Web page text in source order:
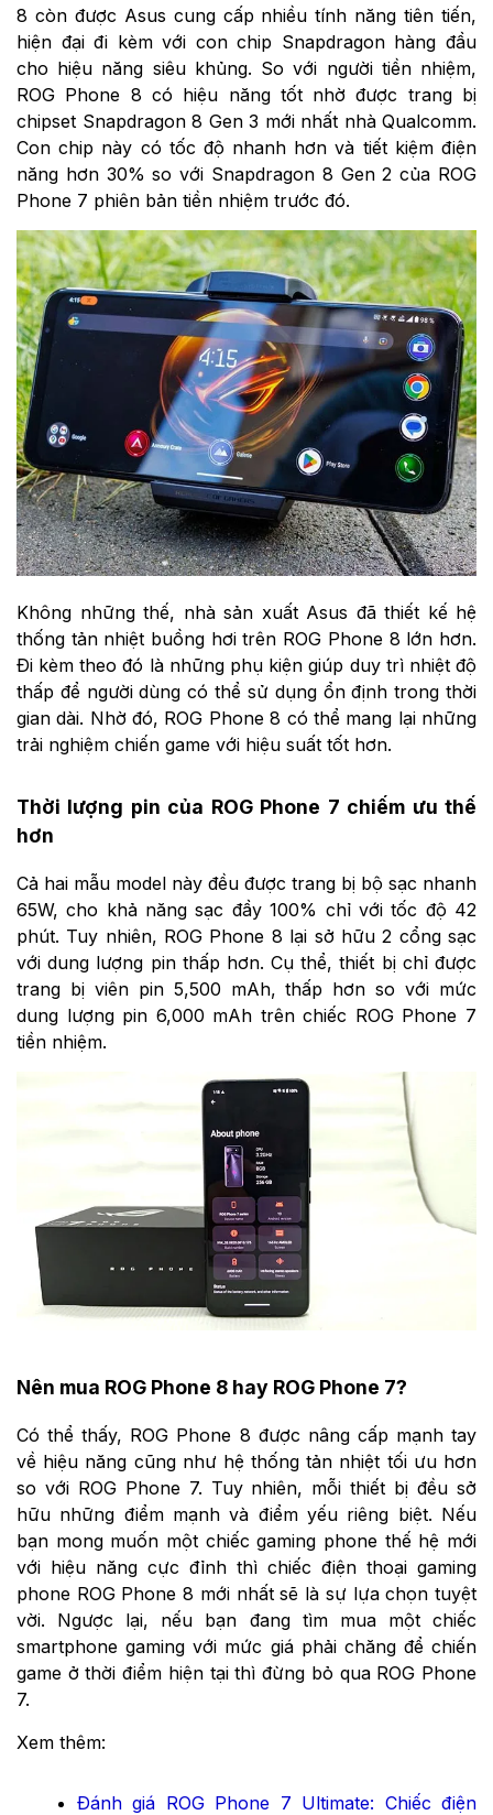
8 còn được Asus cung cấp nhiều tính năng tiên tiến,
hiện đại đi kèm với con chip Snapdragon hàng đầu
cho hiệu năng siêu khủng. So với người tiền nhiệm,
ROG Phone 8 có hiệu năng tốt nhờ được trang bị
chipset Snapdragon 8 Gen 3 mới nhất nhà Qualcomm.
Con chip này có tốc độ nhanh hơn và tiết kiệm điện
năng hơn 30% so với Snapdragon 8 Gen 2 của ROG
Phone 7 phiên bản tiền nhiệm trước đó.
Không những thế, nhà sản xuất Asus đã thiết kế hệ
thống tản nhiệt buồng hơi trên ROG Phone 8 lớn hơn.
Đi kèm theo đó là những phụ kiện giúp duy trì nhiệt độ
thấp để người dùng có thể sử dụng ổn định trong thời
gian dài. Nhờ đó, ROG Phone 8 có thể mang lại những
trải nghiệm chiến game với hiệu suất tốt hơn.
Thời lượng pin của ROG Phone 7 chiếm ưu thế
hơn
Cả hai mẫu model này đều được trang bị bộ sạc nhanh
65W, cho khả năng sạc đầy 100% chỉ với tốc độ 42
phút. Tuy nhiên, ROG Phone 8 lại sở hữu 2 cổng sạc
với dung lượng pin thấp hơn. Cụ thể, thiết bị chỉ được
trang bị viên pin 5,500 mAh, thấp hơn so với mức
dung lượng pin 6,000 mAh trên chiếc ROG Phone 7
tiền nhiệm.
Nên mua ROG Phone 8 hay ROG Phone 7?
Có thể thấy, ROG Phone 8 được nâng cấp mạnh tay
về hiệu năng cũng như hệ thống tản nhiệt tối ưu hơn
so với ROG Phone 7. Tuy nhiên, mỗi thiết bị đều sở
hữu những điểm mạnh và điểm yếu riêng biệt. Nếu
bạn mong muốn một chiếc gaming phone thế hệ mới
với hiệu năng cực đỉnh thì chiếc điện thoại gaming
phone ROG Phone 8 mới nhất sẽ là sự lựa chọn tuyệt
vời. Ngược lại, nếu bạn đang tìm mua một chiếc
smartphone gaming với mức giá phải chăng để chiến
game ở thời điểm hiện tại thì đừng bỏ qua ROG Phone
7.
Xem thêm:
Đánh giá ROG Phone 7 Ultimate: Chiếc điện